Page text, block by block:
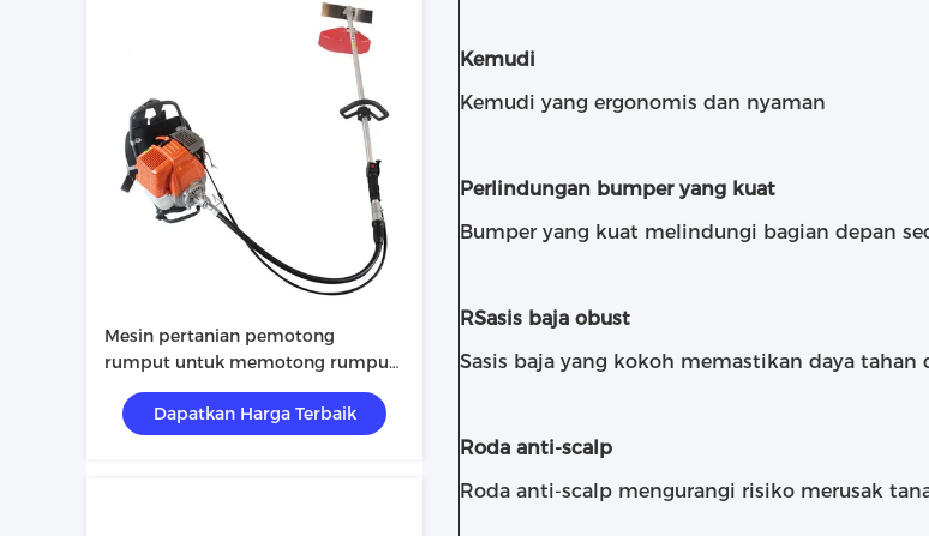
Mesin pertanian pemotong
rumput untuk memotong rumput
dan menggarap mudah
dioperasikan 20kg
Dapatkan Harga Terbaik
Kemudi
Kemudi yang ergonomis dan nyaman
Perlindungan bumper yang kuat
Bumper yang kuat melindungi bagian depan
RSasis baja obust
Sasis baja yang kokoh memastikan daya
Roda anti-scalp
Roda anti-scalp mengurangi risiko merusak